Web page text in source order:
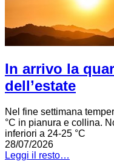
In arrivo la
dell’estate
Nel fine settimana
°C in pianura e collina.
inferiori a 24-25 °C
28/07/2026
Leggi il resto…